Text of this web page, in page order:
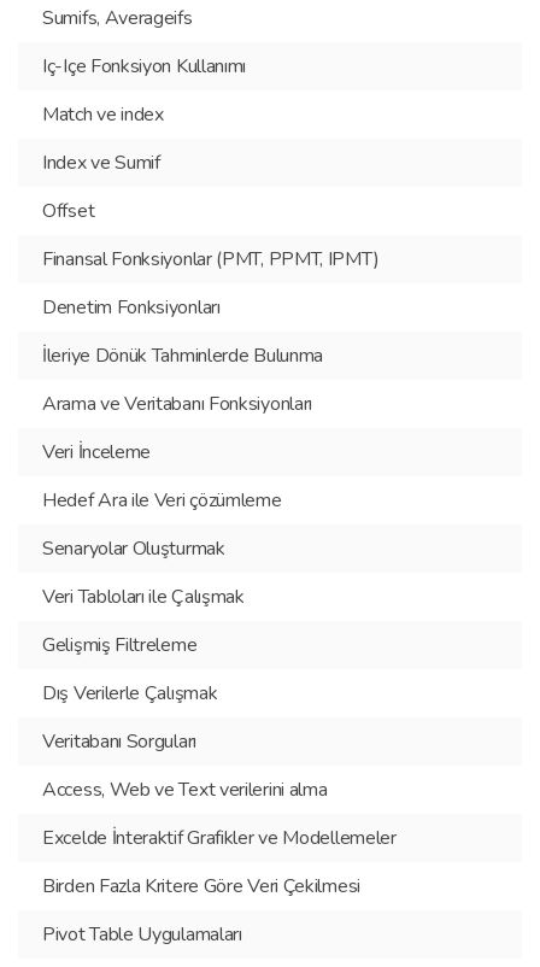
Sumifs, Averageifs
Iç-Içe Fonksiyon Kullanımı
Match ve index
Index ve Sumif
Offset
Finansal Fonksiyonlar (PMT, PPMT, IPMT)
Denetim Fonksiyonları
İleriye Dönük Tahminlerde Bulunma
Arama ve Veritabanı Fonksiyonları
Veri İnceleme
Hedef Ara ile Veri çözümleme
Senaryolar Oluşturmak
Veri Tabloları ile Çalışmak
Gelişmiş Filtreleme
Dış Verilerle Çalışmak
Veritabanı Sorguları
Access, Web ve Text verilerini alma
Excelde İnteraktif Grafikler ve Modellemeler
Birden Fazla Kritere Göre Veri Çekilmesi
Pivot Table Uygulamaları